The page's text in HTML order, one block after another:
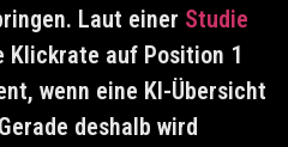
Laut einer Studie
Klickrate auf Position 1
wenn eine KI-Übersicht
deshalb wird